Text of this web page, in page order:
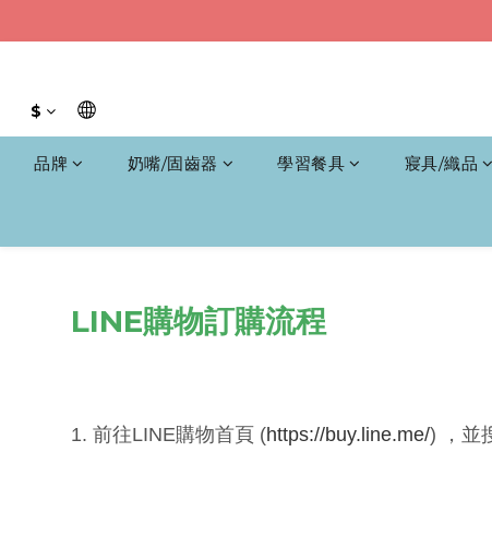
$
品牌 奶嘴/固齒器 學習餐具 寢具/織品
LINE購物訂購流程
1. 前往LINE購物首頁 (https://buy.line.me/) ，並